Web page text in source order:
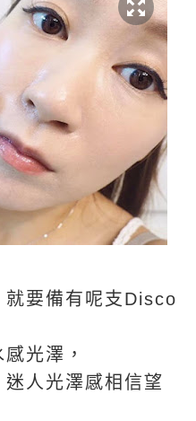
要備有呢支Disco
光澤，
人光澤感相信望